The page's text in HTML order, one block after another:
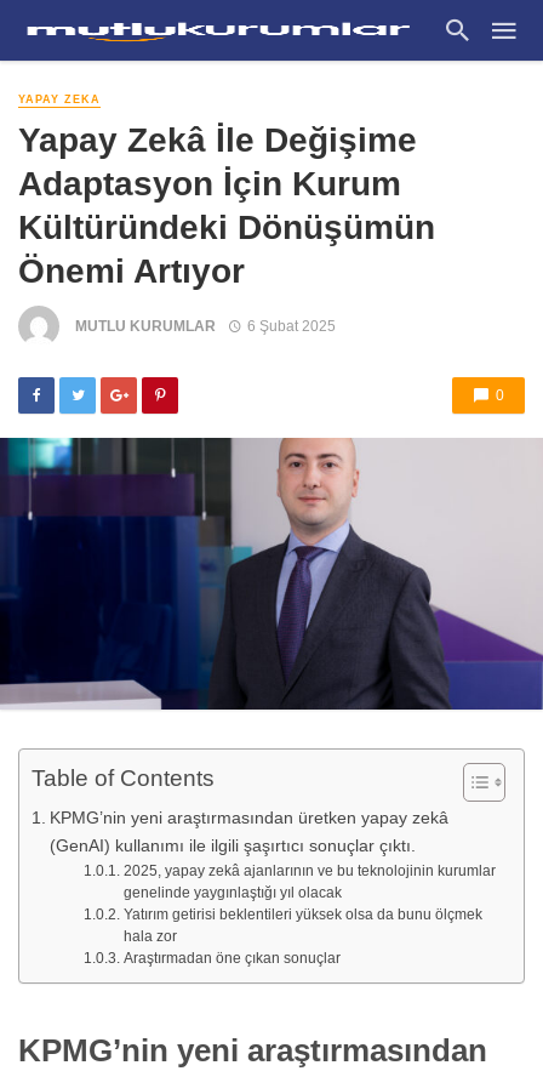
YAPAY ZEKA
Yapay Zekâ İle Değişime
Adaptasyon İçin Kurum
Kültüründeki Dönüşümün
Önemi Artıyor
MUTLU KURUMLAR 6 Şubat 2025
0
Table of Contents
KPMG’nin yeni araştırmasından üretken yapay zekâ
(GenAI) kullanımı ile ilgili şaşırtıcı sonuçlar çıktı.
2025, yapay zekâ ajanlarının ve bu teknolojinin kurumlar
genelinde yaygınlaştığı yıl olacak
Yatırım getirisi beklentileri yüksek olsa da bunu ölçmek
hala zor
Araştırmadan öne çıkan sonuçlar
KPMG’nin yeni araştırmasından